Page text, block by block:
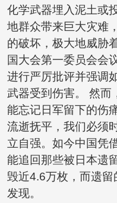
化学武器埋入泥土或
地群众带来巨大灾难
的破坏，极大地威胁
国大会第一委员会会
进行严厉批评并强调
武器受到伤害。 然而
能忘记日军留下的伤
流逝抚平，我们必须
立自强。如今中国凭
能追回那些被日本遗
毁近4.6万枚，而遗
发现。